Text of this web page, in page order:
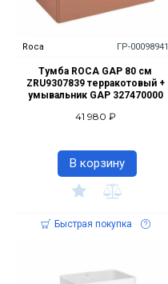
Roca ГР-00098941
Тумба ROCA GAP 80 cм
ZRU9307839 терракотовый +
умывальник GAP 327470000
41 980 ₽
В корзину
Быстрая покупка